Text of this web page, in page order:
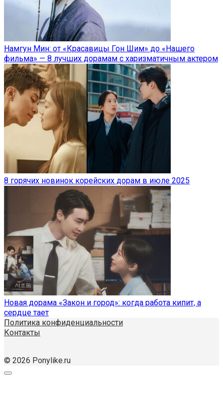
Намгун Мин: от «Красавицы Гон Шим» до «Нашего
фильма» — 8 лучших дорамам с харизматичным актером
8 горячих новинок корейских дорам в июле 2025
Новая дорама «Закон и город»: когда работа кипит, а
сердце тает
Политика конфиденциальности
Контакты
© 2026 Ponylike.ru